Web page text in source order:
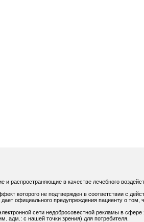
и распространяющие в качестве лечебного
которого не подтвержден в соответствии с
официального предупреждения пациенту о
сети недобросовестной рекламы в
адм.: с нашей точки зрения) для потребителя.